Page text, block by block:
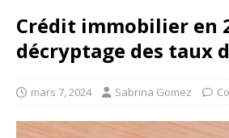
Crédit immobilier en
décryptage des taux
mars 7, 2024 Sabrina Gomez